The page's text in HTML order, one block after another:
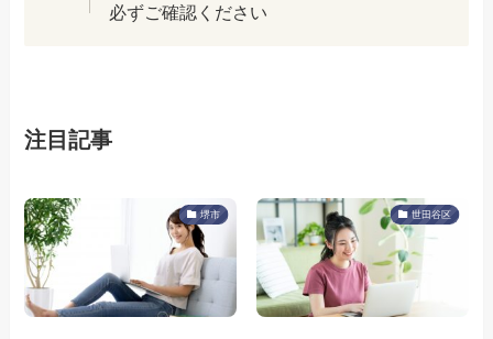
必ずご確認ください
注目記事
堺市 世田谷区